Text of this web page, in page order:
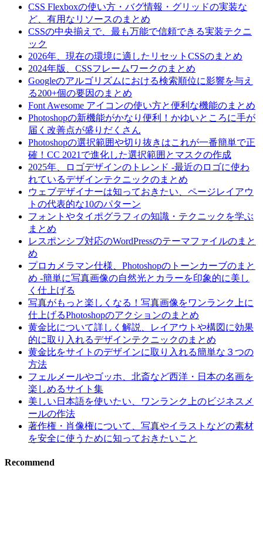
CSS Flexboxの使い方・バグ情報・グリッドの実装な
ど、有用なリソースのまとめ
CSSの中央揃えで、最も万能で信頼できる実装テクニ
ック
2026年、現在の環境に適したリセットCSSのまとめ
2024年版、CSSフレームワークのまとめ
Googleのアルゴリズムにおける検索順位に影響を与え
る200+個の要因のまとめ
Font Awesome アイコンの使い方と便利な機能のまとめ
Photoshopの新機能がかなり便利！かゆいところに手が
届く改善点が盛りだくさん
Photoshopの選択範囲や切り抜きはこれが一番簡単で正
確！CC 2021で進化した選択範囲とマスクの作成
2025年、ロゴデザインのトレンド -最近のロゴに使わ
れているデザインテクニックのまとめ
ウェブデザイナーは知っておきたい、ページレイアウ
トの代表的な10のパターン
フォントやタイポグラフィの知識・テクニックを学ぶ
まとめ
レスポンシブ対応のWordPressのテーマファイルのまと
め
プロカメラマン仕様、Photoshopのトーンカーブのまと
め -簡単に写真画像の自然光とカラーを印象的に美し
く仕上げる
写真がもっと楽しくなる！写真画像をワンランク上に
仕上げるPhotoshopのアクションのまとめ
黄金比について詳しく解説、レイアウトや構図に効果
的に取り入れるデザインテクニックのまとめ
黄金比をサイトのデザインに取り入れる簡単な３つの
方法
フェルメールやゴッホ、北斎など西洋・日本の名画を
楽しめるサイト集
美しい日本語を使いたい、ワンランク上のビジネスメ
ールの作法
著作権・肖像権について、写真やイラストなどの素材
を安全に使うために知っておきたいこと
Recommend